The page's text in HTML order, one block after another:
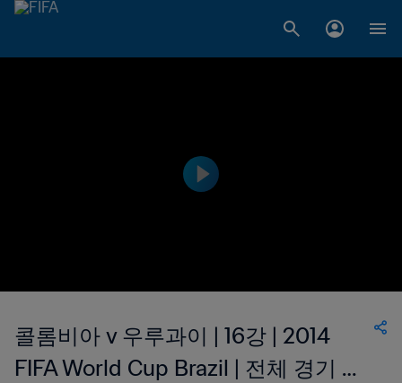
콜롬비아 v 우루과이 | 16강 | 2014
FIFA World Cup Brazil | 전체 경기 다